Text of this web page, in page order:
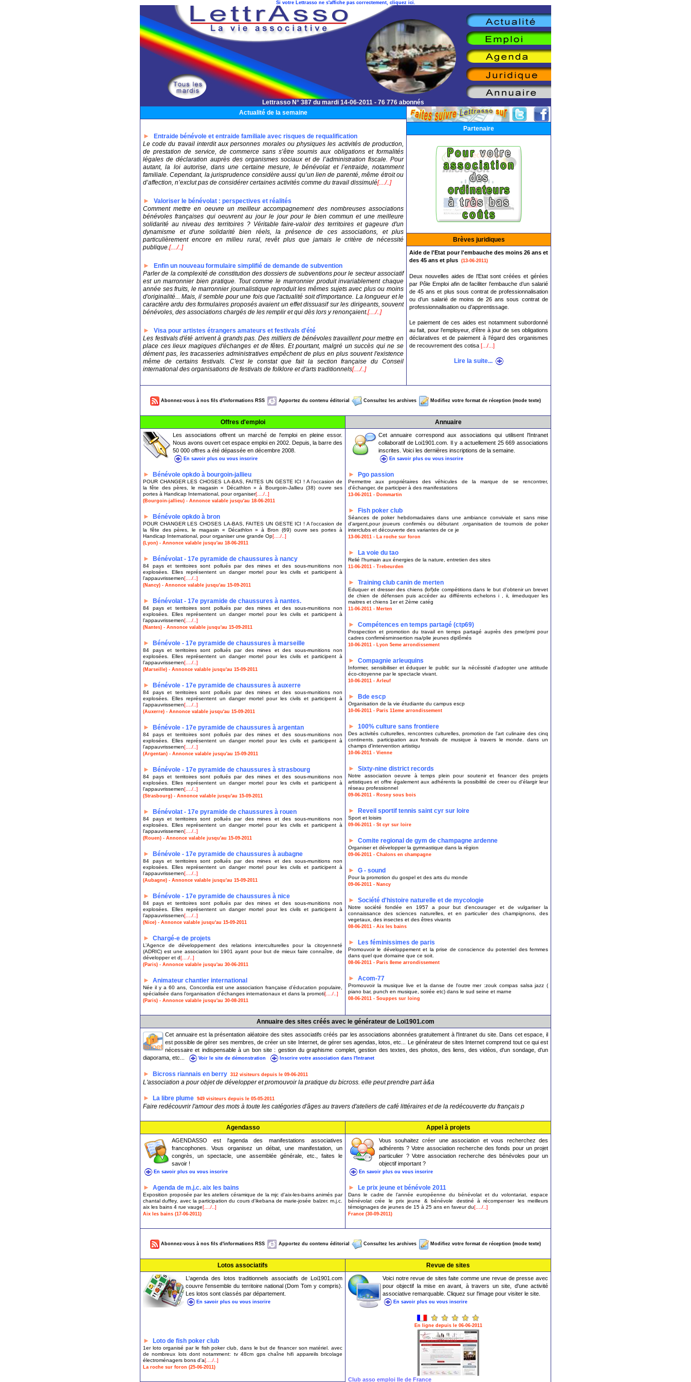
Si votre Lettrasso ne s'affiche pas correctement, cliquez ici.
Lettrasso N° 387 du mardi 14-06-2011 - 76 776 abonnés
Actualité de la semaine
►
Entraide bénévole et entraide familiale avec risques de requalification
Le code du travail interdit aux personnes morales ou physiques les activités de production,
de prestation de service, de commerce sans s’être soumis aux obligations et formalités
légales de déclaration auprès des organismes sociaux et de l’administration fiscale. Pour
autant, la loi autorise, dans une certaine mesure, le bénévolat et l’entraide, notamment
familiale. Cependant, la jurisprudence considère aussi qu’un lien de parenté, même étroit ou
d’affection, n’exclut pas de considérer certaines activités comme du travail dissimulé[..../..]
►
Valoriser le bénévolat : perspectives et réalités
Comment mettre en oeuvre un meilleur accompagnement des nombreuses associations
bénévoles françaises qui oeuvrent au jour le jour pour le bien commun et une meilleure
solidarité au niveau des territoires ? Véritable faire-valoir des territoires et gageure d'un
dynamisme et d'une solidarité bien réels, la présence de ces associations, et plus
particulièrement encore en milieu rural, revêt plus que jamais le critère de nécessité
publique.[..../..]
►
Enfin un nouveau formulaire simplifié de demande de subvention
Parler de la complexité de constitution des dossiers de subventions pour le secteur associatif
est un marronnier bien pratique. Tout comme le marronnier produit invariablement chaque
année ses fruits, le marronnier journalistique reproduit les mêmes sujets avec plus ou moins
d'originalité... Mais, il semble pour une fois que l'actualité soit d'importance. La longueur et le
caractère ardu des formulaires proposés avaient un effet dissuasif sur les dirigeants, souvent
bénévoles, des associations chargés de les remplir et qui dès lors y renonçaient.[..../..]
►
Visa pour artistes étrangers amateurs et festivals d'été
Les festivals d'été arrivent à grands pas. Des milliers de bénévoles travaillent pour mettre en
place ces lieux magiques d'échanges et de fêtes. Et pourtant, malgré un succès qui ne se
dément pas, les tracasseries administratives empêchent de plus en plus souvent l'existence
même de certains festivals. C'est le constat que fait la section française du Conseil
international des organisations de festivals de folklore et d'arts traditionnels[..../..]
Partenaire
Brèves juridiques
Aide de l'Etat pour l'embauche des moins 26 ans et
des 45 ans et plus (13-06-2011)
Deux nouvelles aides de l’Etat sont créées et gérées
par Pôle Emploi afin de faciliter l’embauche d’un salarié
de 45 ans et plus sous contrat de professionnalisation
ou d’un salarié de moins de 26 ans sous contrat de
professionnalisation ou d’apprentissage.
Le paiement de ces aides est notamment subordonné
au fait, pour l’employeur, d’être à jour de ses obligations
déclaratives et de paiement à l’égard des organismes
de recouvrement des cotisa [.../...]
Lire la suite...
Abonnez-vous à nos fils d'informations RSS Apportez du contenu éditorial Consultez les archives Modifiez votre format de réception (mode texte)
Offres d'emploi
Les associations offrent un marché de l'emploi en pleine essor.
Nous avons ouvert cet espace emploi en 2002. Depuis, la barre des
50 000 offres a été dépassée en décembre 2008.
En savoir plus ou vous inscrire
► Bénévole opkdo à bourgoin-jallieu
POUR CHANGER LES CHOSES LA-BAS, FAITES UN GESTE ICI ! A l’occasion de
la fête des pères, le magasin « Décathlon » à Bourgoin-Jallieu (38) ouvre ses
portes à Handicap International, pour organiser[..../..]
(Bourgoin-jallieu) - Annonce valable jusqu'au 18-06-2011
► Bénévole opkdo à bron
POUR CHANGER LES CHOSES LA-BAS, FAITES UN GESTE ICI ! A l’occasion de
la fête des pères, le magasin « Décathlon » à Bron (69) ouvre ses portes à
Handicap International, pour organiser une grande Op[..../..]
(Lyon) - Annonce valable jusqu'au 18-06-2011
► Bénévolat - 17e pyramide de chaussures à nancy
84 pays et territoires sont pollués par des mines et des sous-munitions non
explosées. Elles représentent un danger mortel pour les civils et participent à
l’appauvrissemen[..../..]
(Nancy) - Annonce valable jusqu'au 15-09-2011
► Bénévolat - 17e pyramide de chaussures à nantes.
84 pays et territoires sont pollués par des mines et des sous-munitions non
explosées. Elles représentent un danger mortel pour les civils et participent à
l’appauvrissemen[..../..]
(Nantes) - Annonce valable jusqu'au 15-09-2011
► Bénévole - 17e pyramide de chaussures à marseille
84 pays et territoires sont pollués par des mines et des sous-munitions non
explosées. Elles représentent un danger mortel pour les civils et participent à
l’appauvrissemen[..../..]
(Marseille) - Annonce valable jusqu'au 15-09-2011
► Bénévole - 17e pyramide de chaussures à auxerre
84 pays et territoires sont pollués par des mines et des sous-munitions non
explosées. Elles représentent un danger mortel pour les civils et participent à
l’appauvrissemen[..../..]
(Auxerre) - Annonce valable jusqu'au 15-09-2011
► Bénévole - 17e pyramide de chaussures à argentan
84 pays et territoires sont pollués par des mines et des sous-munitions non
explosées. Elles représentent un danger mortel pour les civils et participent à
l’appauvrissemen[..../..]
(Argentan) - Annonce valable jusqu'au 15-09-2011
► Bénévole - 17e pyramide de chaussures à strasbourg
84 pays et territoires sont pollués par des mines et des sous-munitions non
explosées. Elles représentent un danger mortel pour les civils et participent à
l’appauvrissemen[..../..]
(Strasbourg) - Annonce valable jusqu'au 15-09-2011
► Bénévolat - 17e pyramide de chaussures à rouen
84 pays et territoires sont pollués par des mines et des sous-munitions non
explosées. Elles représentent un danger mortel pour les civils et participent à
l’appauvrissemen[..../..]
(Rouen) - Annonce valable jusqu'au 15-09-2011
► Bénévole - 17e pyramide de chaussures à aubagne
84 pays et territoires sont pollués par des mines et des sous-munitions non
explosées. Elles représentent un danger mortel pour les civils et participent à
l’appauvrissemen[..../..]
(Aubagne) - Annonce valable jusqu'au 15-09-2011
► Bénévole - 17e pyramide de chaussures à nice
84 pays et territoires sont pollués par des mines et des sous-munitions non
explosées. Elles représentent un danger mortel pour les civils et participent à
l’appauvrissemen[..../..]
(Nice) - Annonce valable jusqu'au 15-09-2011
► Chargé-e de projets
L’Agence de développement des relations interculturelles pour la citoyenneté
(ADRIC) est une association loi 1901 ayant pour but de mieux faire connaître, de
développer et d[..../..]
(Paris) - Annonce valable jusqu'au 30-06-2011
► Animateur chantier international
Née il y a 60 ans, Concordia est une association française d’éducation populaire,
spécialisée dans l’organisation d’échanges internationaux et dans la promoti[..../..]
(Paris) - Annonce valable jusqu'au 30-08-2011
Annuaire
Cet annuaire correspond aux associations qui utilisent l'Intranet
collaboratif de Loi1901.com. Il y a actuellement 25 669 associations
inscrites. Voici les dernières inscriptions de la semaine.
En savoir plus ou vous inscrire
► Pgo passion
Permettre aux propriétaires des véhicules de la marque de se rencontrer,
d'échanger, de participer à des manifestations
13-06-2011 - Dommartin
► Fish poker club
Séances de poker hebdomadaires dans une ambiance conviviale et sans mise
d'argent,pour joueurs confirmés ou débutant .organisation de tournois de poker
interclubs et découverte des variantes de ce je
13-06-2011 - La roche sur foron
► La voie du tao
Relié l'humain aux énergies de la nature, entretien des sites
11-06-2011 - Trebeurden
► Training club canin de merten
Eduquer et dresser des chiens (lof)de compétitions dans le but d'obtenir un brevet
de chien de défensen puis accéder au différents echelons i , ii, iirneduquer les
maitres et chiens 1er et 2ème catég
11-06-2011 - Merten
► Compétences en temps partagé (ctp69)
Prospection et promotion du travail en temps partagé auprès des pme/pmi pour
cadres confirmésrninsertion rsa/plie jeunes diplômés
10-06-2011 - Lyon 5eme arrondissement
► Compagnie arleuquins
Informer, sensibiliser et éduquer le public sur la nécéssité d'adopter une attitude
éco-citoyenne par le spectacle vivant.
10-06-2011 - Arleuf
► Bde escp
Organisation de la vie étudiante du campus escp
10-06-2011 - Paris 11eme arrondissement
► 100% culture sans frontiere
Des activités culturelles, rencontres culturelles, promotion de l'art culinaire des cinq
continents. participation aux festvals de musique à travers le monde. dans un
champs d'intervention artistiqu
10-06-2011 - Vienne
► Sixty-nine district records
Notre association oeuvre à temps plein pour soutenir et financer des projets
artistiques et offre également aux adhérents la possibilité de creer ou d'élargir leur
réseau professionnel
09-06-2011 - Rosny sous bois
► Reveil sportif tennis saint cyr sur loire
Sport et loisirs
09-06-2011 - St cyr sur loire
► Comite regional de gym de champagne ardenne
Organiser et développer la gymnastique dans la région
09-06-2011 - Chalons en champagne
► G - sound
Pour la promotion du gospel et des arts du monde
09-06-2011 - Nancy
► Société d'histoire naturelle et de mycologie
Notre société fondée en 1957 a pour but d'encourager et de vulgariser la
connaissance des sciences naturelles, et en particulier des champignons, des
vegetaux, des insectes et des êtres vivants
08-06-2011 - Aix les bains
► Les féminissimes de paris
Promouvoir le développement et la prise de conscience du potentiel des femmes
dans quel que domaine que ce soit.
08-06-2011 - Paris 8eme arrondissement
► Acom-77
Promouvoir la musique live et la danse de l'outre mer :zouk compas salsa jazz (
piano bar, punch en musique, soirée etc) dans le sud seine et marne
08-06-2011 - Souppes sur loing
Annuaire des sites créés avec le générateur de Loi1901.com
Cet annuaire est la présentation aléatoire des sites associatifs créés par les associations abonnées gratuitement à l'Intranet du site. Dans cet espace, il
est possible de gérer ses membres, de créer un site Internet, de gérer ses agendas, lotos, etc... Le générateur de sites Internet comprend tout ce qui est
nécessaire et indispensable à un bon site : gestion du graphisme complet, gestion des textes, des photos, des liens, des vidéos, d'un sondage, d'un
diaporama, etc...
Voir le site de démonstration Inscrire votre association dans l'Intranet
► Bicross riannais en berry 312 visiteurs depuis le 09-06-2011
L'association a pour objet de développer et promouvoir la pratique du bicross. elle peut prendre part à&a
► La libre plume 949 visiteurs depuis le 05-05-2011
Faire redécouvrir l'amour des mots à toute les catégories d'âges au travers d'ateliers de café littéraires et de la redécouverte du français p
Agendasso
AGENDASSO est l'agenda des manifestations associatives
francophones. Vous organisez un débat, une manifestation, un
congrès, un spectacle, une assemblée générale, etc., faites le
savoir !
En savoir plus ou vous inscrire
► Agenda de m.j.c. aix les bains
Exposition proposée par les ateliers céramique de la mjc d'aix-les-bains animés par
chantal duffey, avec la participation du cours d'ikebana de marie-josée balzer. m.j.c.
aix les bains 4 rue vauge[..../..]
Aix les bains (17-06-2011)
Appel à projets
Vous souhaitez créer une association et vous recherchez des
adhérents ? Votre association recherche des fonds pour un projet
particulier ? Votre association recherche des bénévoles pour un
objectif important ?
En savoir plus ou vous inscrire
► Le prix jeune et bénévole 2011
Dans le cadre de l’année européenne du bénévolat et du volontariat, espace
bénévolat crée le prix jeune & bénévole destiné à récompenser les meilleurs
témoignages de jeunes de 15 à 25 ans en faveur du[..../..]
France (30-09-2011)
Abonnez-vous à nos fils d'informations RSS Apportez du contenu éditorial Consultez les archives Modifiez votre format de réception (mode texte)
Lotos associatifs
L'agenda des lotos traditionnels associatifs de Loi1901.com
couvre l'ensemble du territoire national (Dom Tom y compris).
Les lotos sont classés par département.
En savoir plus ou vous inscrire
► Loto de fish poker club
1er loto organisé par le fish poker club, dans le but de financer son matériel. avec
de nombreux lots dont notamment: tv 48cm gps chaîne hifi appareils bricolage
électroménagers bons d'a[..../..]
La roche sur foron (25-06-2011)
Revue de sites
Voici notre revue de sites faite comme une revue de presse avec
pour objectif la mise en avant, à travers un site, d'une activité
associative remarquable. Cliquez sur l'image pour visiter le site.
En savoir plus ou vous inscrire
En ligne depuis le 06-06-2011
Club asso emploi Ile de France